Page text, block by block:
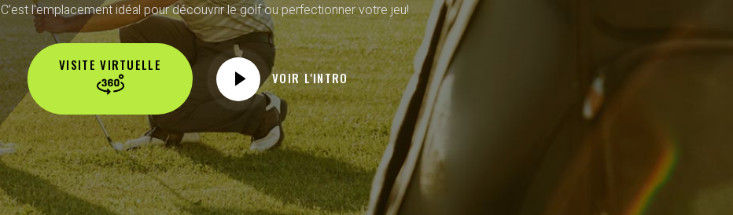
C’est l'emplacement idéal pour découvrir le golf ou perfectionner votre jeu!
VISITE VIRTUELLE
VOIR L'INTRO